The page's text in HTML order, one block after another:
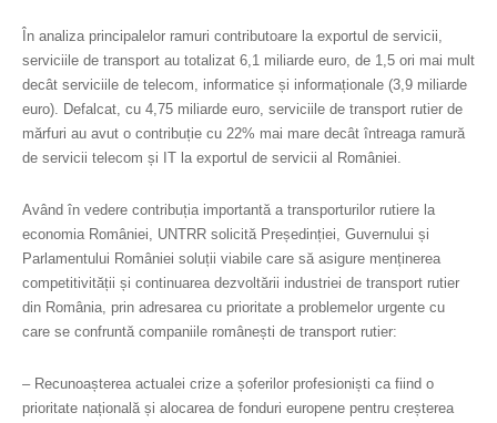
În analiza principalelor ramuri contributoare la exportul de servicii,
serviciile de transport au totalizat 6,1 miliarde euro, de 1,5 ori mai mult
decât serviciile de telecom, informatice și informaționale (3,9 miliarde
euro). Defalcat, cu 4,75 miliarde euro, serviciile de transport rutier de
mărfuri au avut o contribuție cu 22% mai mare decât întreaga ramură
de servicii telecom și IT la exportul de servicii al României.
Având în vedere contribuția importantă a transporturilor rutiere la
economia României, UNTRR solicită Președinției, Guvernului și
Parlamentului României soluții viabile care să asigure menținerea
competitivității și continuarea dezvoltării industriei de transport rutier
din România, prin adresarea cu prioritate a problemelor urgente cu
care se confruntă companiile românești de transport rutier:
– Recunoașterea actualei crize a șoferilor profesioniști ca fiind o
prioritate națională și alocarea de fonduri europene pentru creșterea